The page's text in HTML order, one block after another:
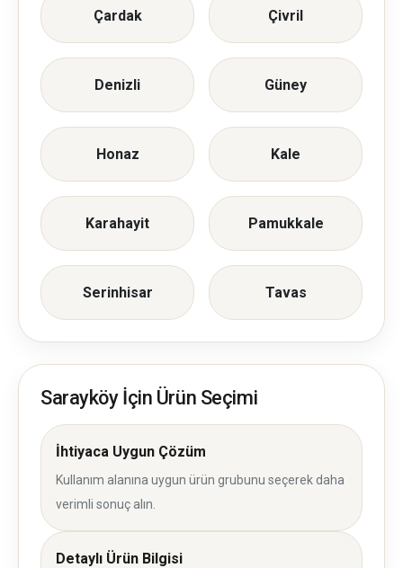
Çardak Çivril
Denizli Güney
Honaz Kale
Karahayit Pamukkale
Serinhisar Tavas
Sarayköy İçin Ürün Seçimi
İhtiyaca Uygun Çözüm
Kullanım alanına uygun ürün grubunu seçerek daha
verimli sonuç alın.
Detaylı Ürün Bilgisi